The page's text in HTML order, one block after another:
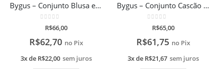
Bygus – Conjunto Blusa e Saia
de 5
R$66,00
R$62,70 no Pix
3x de R$22,00 sem juros
Bygus – Conjunto Cascão e Cebolinha
de 5
R$65,00
R$61,75 no Pix
3x de R$21,67 sem juros